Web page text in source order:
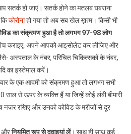
हो जाएं। सतर्क होने का मतलब घबराना
कोरोनाहो गया तो अब सब खेल ख़त्म। किसी भी
का संक्रमण हुआ है तो लगभग 97-98 लोग
कराइए, अपने आपको आइसोलेट कर लीजिए और
अस्पताल के नंबर, परिचित चिकित्सकों के नंबर,
का इस्तेमाल करें।
के एक आदमी को संक्रमण हुआ तो लगभग सभी
से ऊपर के व्यक्ति हैं या जिन्हें कोई लंबी बीमारी
नज़र रखिए और उनको कोविड के मरीजों से दूर
औरनियमित रूप से दवाइयां लें। साथ ही साथ कई